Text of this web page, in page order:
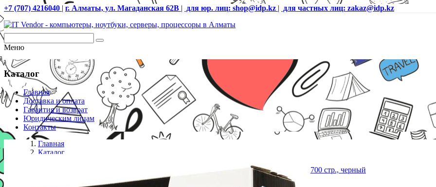
+7 (707) 4216040 | г. Алматы, ул. Магаданская 62В | для юр. лиц: shop@idp.kz | для частных лиц: zakaz@idp.kz
Меню
Каталог
Главная
Доставка и оплата
Гарантия и возврат
Юридическим лицам
Контакты
Главная
Каталог
Картридж лазерный HP CF280A для принтеров LaserJet Pro M401, M425, ресурс 2700 стр., черный